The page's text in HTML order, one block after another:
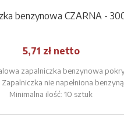
benzynowa CZARNA -
5,71 zł netto
zapalniczka benzynowa
nie napełniona
Minimalna ilość: 10 sztuk